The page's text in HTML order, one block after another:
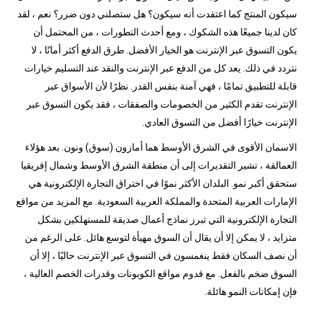
سيكون المنتج كما اعتقدت أنه سيكون؟ هل ستصلني دون ضرر؟ نعم ، لقد
كان لدينا جميعًا هذه الشكوك ، ومع أحدث التطورات ، من المحتمل أن
يكون التسوق عبر الإنترنت هو الخيار الأفضل. طرق الدفع أكثر أمانًا ، لا
نتردد في ذلك. يعد كل من الدفع عبر الإنترنت والنقد عند التسليم خيارات
قابلة للتطبيق تمامًا ، فهي آمنة بنفس القدر. نظرًا لأن الأسواق عبر
الإنترنت تقدم الكثير من الخصومات والصفقات ، فقد يكون التسوق عبر
الإنترنت خيارًا أفضل من التسوق العادي.
الاسمان الأقوى في الشرق الأوسط هما أمازون (سوق) ونون. بعد هؤلاء
العمالقة ، تشير التقديرات إلى أن منطقة الشرق الأوسط وشمال إفريقيا
ستحقق أكبر نمو. البلدان الأكثر نموًا في اختراق التجارة الإلكترونية هي
الإمارات العربية المتحدة والمملكة العربية السعودية. مع المزيد من مواقع
التجارة الإلكترونية التي تبرز نماذج أعمال صديقة للمستهلكين بشكل
متزايد ، لا يمكن إلا أن يقال أن السوق مهيأة لتوسع هائل. على الرغم من
أن نصف السكان فقط ينغمسون في التسوق عبر الإنترنت حاليًا ، إلا أن
السوق ضخم بالفعل. مع قدوم مواقع الكوبونات وقدرات الخصم العالية ،
فإن إمكانات النمو هائلة.